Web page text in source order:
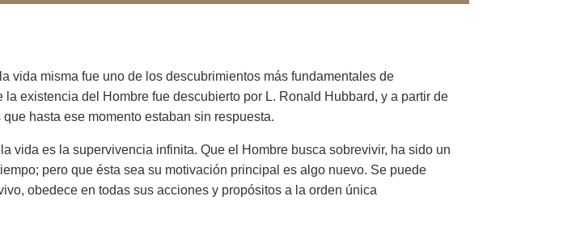
vida misma fue uno de los descubrimientos más fundamentales de
existencia del Hombre fue descubierto por L. Ronald Hubbard, y a partir de
hasta ese momento estaban sin respuesta.
vida es la supervivencia infinita. Que el Hombre busca sobrevivir, ha sido un
pero que ésta sea su motivación principal es algo nuevo. Se puede
obedece en todas sus acciones y propósitos a la orden única